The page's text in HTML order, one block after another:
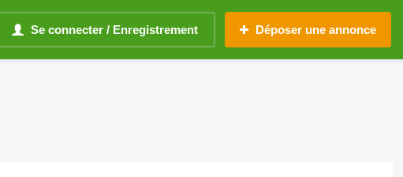
Se connecter / Enregistrement Déposer une annonce